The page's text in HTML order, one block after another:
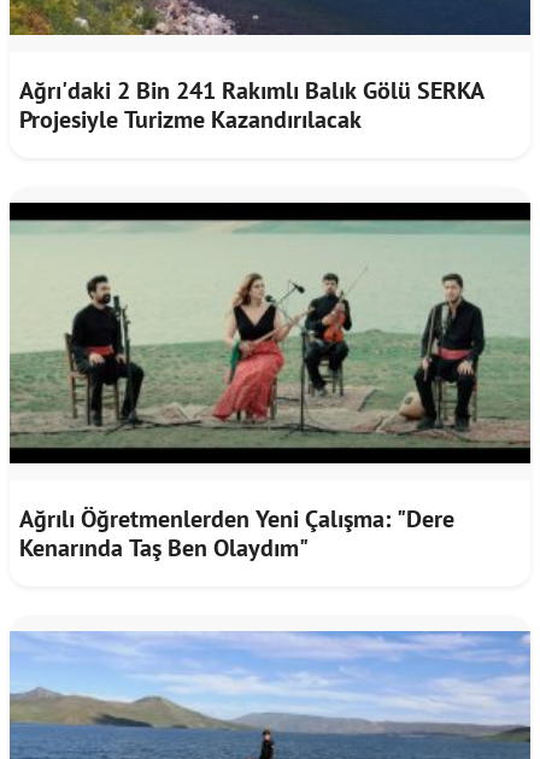
Ağrı'daki 2 Bin 241 Rakımlı Balık Gölü SERKA
Projesiyle Turizme Kazandırılacak
Ağrılı Öğretmenlerden Yeni Çalışma: "Dere
Kenarında Taş Ben Olaydım"